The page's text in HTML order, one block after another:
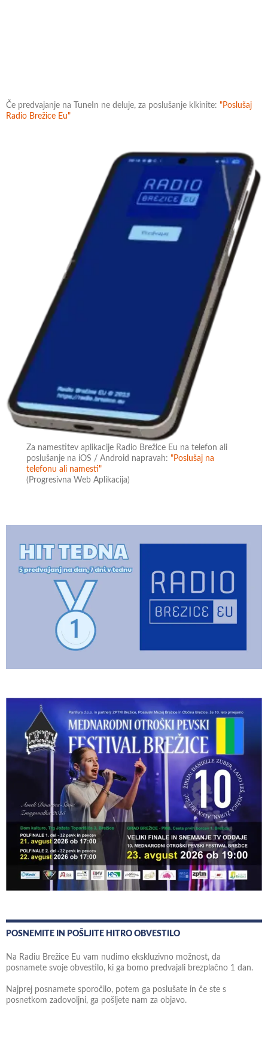
Če predvajanje na TuneIn ne deluje, za poslušanje klkinite: "Poslušaj
Radio Brežice Eu"
Za namestitev aplikacije Radio Brežice Eu na telefon ali
poslušanje na iOS / Android napravah:"Poslušaj na
telefonu ali namesti"
(Progresivna Web Aplikacija)
POSNEMITE IN POŠLJITE HITRO OBVESTILO
Na Radiu Brežice Eu vam nudimo ekskluzivno možnost, da
posnamete svoje obvestilo, ki ga bomo predvajali brezplačno 1 dan.
Najprej posnamete sporočilo, potem ga poslušate in če ste s
posnetkom zadovoljni, ga pošljete nam za objavo.